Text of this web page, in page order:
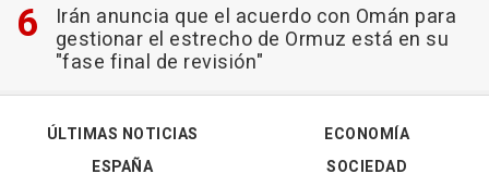
Irán anuncia que el acuerdo con Omán para
gestionar el estrecho de Ormuz está en su
"fase final de revisión"
ÚLTIMAS NOTICIAS
ESPAÑA
ECONOMÍA
SOCIEDAD